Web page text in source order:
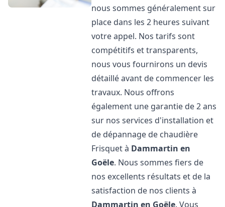
nous sommes généralement sur
place dans les 2 heures suivant
votre appel. Nos tarifs sont
compétitifs et transparents,
nous vous fournirons un devis
détaillé avant de commencer les
travaux. Nous offrons
également une garantie de 2 ans
sur nos services d'installation et
de dépannage de chaudière
Frisquet à Dammartin en
Goële. Nous sommes fiers de
nos excellents résultats et de la
satisfaction de nos clients à
Dammartin en Goële. Vous